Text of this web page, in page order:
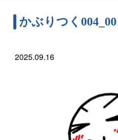
かぶりつく004_00
2025.09.16